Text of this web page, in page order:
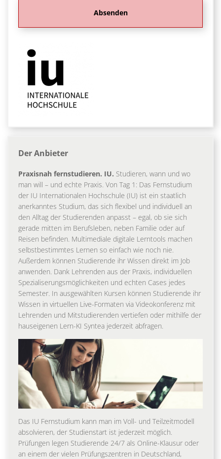
Der Anbieter
Praxisnah fernstudieren. IU. Studieren, wann und wo
man will – und echte Praxis. Von Tag 1: Das Fernstudium
der IU Internationalen Hochschule (IU) ist ein staatlich
anerkanntes Studium, das sich flexibel und individuell an
den Alltag der Studierenden anpasst – egal, ob sie sich
gerade mitten im Berufsleben, neben Familie oder auf
Reisen befinden. Multimediale digitale Lerntools machen
selbstbestimmtes Lernen so einfach wie noch nie.
Außerdem können Studierende ihr Wissen direkt im Job
anwenden. Dank Lehrenden aus der Praxis, individuellen
Spezialiserungsmöglichkeiten und echten Cases jedes
Semester. In ausgewählten Kursen können Studierende ihr
Wissen in virtuellen Live-Formaten via Videokonferenz mit
Lehrenden und Mitstudierenden vertiefen oder mithilfe der
hauseigenen Lern-KI Syntea jederzeit abfragen.
Das IU Fernstudium kann man im Voll- und Teilzeitmodell
absolvieren, der Studienstart ist jederzeit möglich.
Prüfungen legen Studierende 24/7 als Online-Klausur oder
an einem der vielen Prüfungszentren in Deutschland,